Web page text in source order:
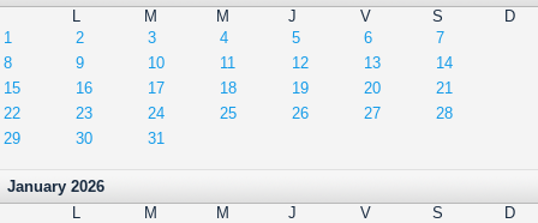
L
M M J V S
D
1
2 3 4 5 6
7
8
9 10 11 12 13
14
15
16 17 18 19 20
21
22
23 24 25 26 27
28
29
30 31
January 2026
L
M M J V S
D